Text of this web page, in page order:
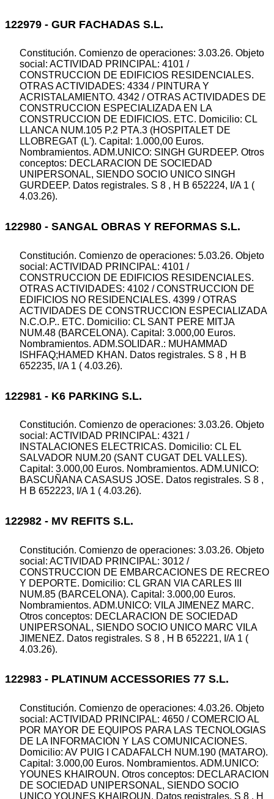
122979 - GUR FACHADAS S.L.
Constitución. Comienzo de operaciones: 3.03.26. Objeto
social: ACTIVIDAD PRINCIPAL: 4101 /
CONSTRUCCION DE EDIFICIOS RESIDENCIALES.
OTRAS ACTIVIDADES: 4334 / PINTURA Y
ACRISTALAMIENTO. 4342 / OTRAS ACTIVIDADES DE
CONSTRUCCION ESPECIALIZADA EN LA
CONSTRUCCION DE EDIFICIOS. ETC. Domicilio: CL
LLANCA NUM.105 P.2 PTA.3 (HOSPITALET DE
LLOBREGAT (L'). Capital: 1.000,00 Euros.
Nombramientos. ADM.UNICO: SINGH GURDEEP. Otros
conceptos: DECLARACION DE SOCIEDAD
UNIPERSONAL, SIENDO SOCIO UNICO SINGH
GURDEEP. Datos registrales. S 8 , H B 652224, I/A 1 (
4.03.26).
122980 - SANGAL OBRAS Y REFORMAS S.L.
Constitución. Comienzo de operaciones: 5.03.26. Objeto
social: ACTIVIDAD PRINCIPAL: 4101 /
CONSTRUCCION DE EDIFICIOS RESIDENCIALES.
OTRAS ACTIVIDADES: 4102 / CONSTRUCCION DE
EDIFICIOS NO RESIDENCIALES. 4399 / OTRAS
ACTIVIDADES DE CONSTRUCCION ESPECIALIZADA
N.C.O.P.. ETC. Domicilio: CL SANT PERE MITJA
NUM.48 (BARCELONA). Capital: 3.000,00 Euros.
Nombramientos. ADM.SOLIDAR.: MUHAMMAD
ISHFAQ;HAMED KHAN. Datos registrales. S 8 , H B
652235, I/A 1 ( 4.03.26).
122981 - K6 PARKING S.L.
Constitución. Comienzo de operaciones: 3.03.26. Objeto
social: ACTIVIDAD PRINCIPAL: 4321 /
INSTALACIONES ELECTRICAS. Domicilio: CL EL
SALVADOR NUM.20 (SANT CUGAT DEL VALLES).
Capital: 3.000,00 Euros. Nombramientos. ADM.UNICO:
BASCUÑANA CASASUS JOSE. Datos registrales. S 8 ,
H B 652223, I/A 1 ( 4.03.26).
122982 - MV REFITS S.L.
Constitución. Comienzo de operaciones: 3.03.26. Objeto
social: ACTIVIDAD PRINCIPAL: 3012 /
CONSTRUCCION DE EMBARCACIONES DE RECREO
Y DEPORTE. Domicilio: CL GRAN VIA CARLES III
NUM.85 (BARCELONA). Capital: 3.000,00 Euros.
Nombramientos. ADM.UNICO: VILA JIMENEZ MARC.
Otros conceptos: DECLARACION DE SOCIEDAD
UNIPERSONAL, SIENDO SOCIO UNICO MARC VILA
JIMENEZ. Datos registrales. S 8 , H B 652221, I/A 1 (
4.03.26).
122983 - PLATINUM ACCESSORIES 77 S.L.
Constitución. Comienzo de operaciones: 4.03.26. Objeto
social: ACTIVIDAD PRINCIPAL: 4650 / COMERCIO AL
POR MAYOR DE EQUIPOS PARA LAS TECNOLOGIAS
DE LA INFORMACION Y LAS COMUNICACIONES.
Domicilio: AV PUIG I CADAFALCH NUM.190 (MATARO).
Capital: 3.000,00 Euros. Nombramientos. ADM.UNICO:
YOUNES KHAIROUN. Otros conceptos: DECLARACION
DE SOCIEDAD UNIPERSONAL, SIENDO SOCIO
UNICO YOUNES KHAIROUN. Datos registrales. S 8 , H